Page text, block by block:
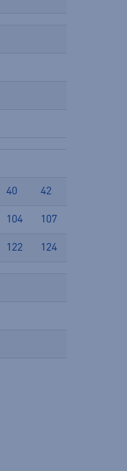
40 42
104 107
122 124